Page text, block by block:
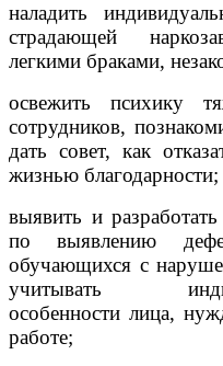
наладить
страдающей
легкими браками,
освежить психику
сотрудников,
дать совет, как
жизнью благодарности;
выявить и
по выявлению
обучающихся с
учитывать
особенности лица,
работе;